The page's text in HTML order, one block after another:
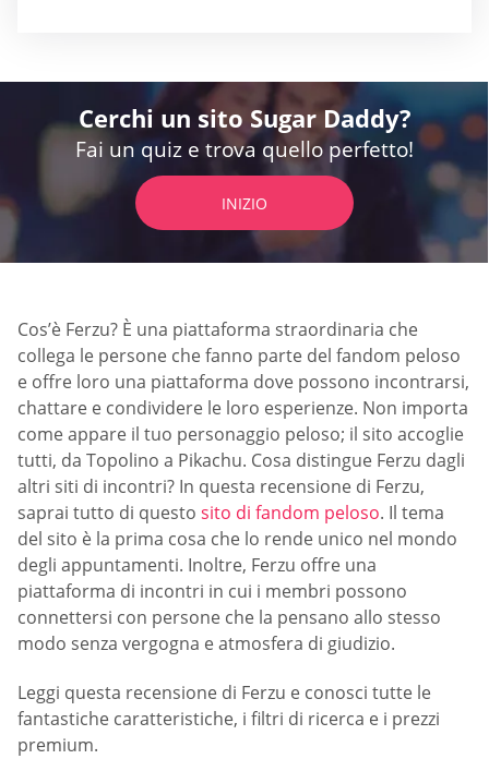
Cerchi un sito Sugar Daddy?
Fai un quiz e trova quello perfetto!
INIZIO
Cos’è Ferzu? È una piattaforma straordinaria che
collega le persone che fanno parte del fandom peloso
e offre loro una piattaforma dove possono incontrarsi,
chattare e condividere le loro esperienze. Non importa
come appare il tuo personaggio peloso; il sito accoglie
tutti, da Topolino a Pikachu. Cosa distingue Ferzu dagli
altri siti di incontri? In questa recensione di Ferzu,
saprai tutto di questo sito di fandom peloso. Il tema
del sito è la prima cosa che lo rende unico nel mondo
degli appuntamenti. Inoltre, Ferzu offre una
piattaforma di incontri in cui i membri possono
connettersi con persone che la pensano allo stesso
modo senza vergogna e atmosfera di giudizio.
Leggi questa recensione di Ferzu e conosci tutte le
fantastiche caratteristiche, i filtri di ricerca e i prezzi
premium.